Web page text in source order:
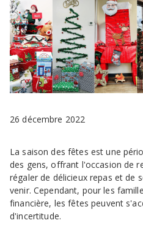
26 décembre 2022
La saison des fêtes est une
des gens, offrant l'occasion de
régaler de délicieux repas et de
venir. Cependant, pour les
financière, les fêtes peuvent
d'incertitude.